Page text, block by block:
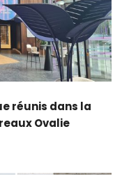
réunis dans la
Ovalie